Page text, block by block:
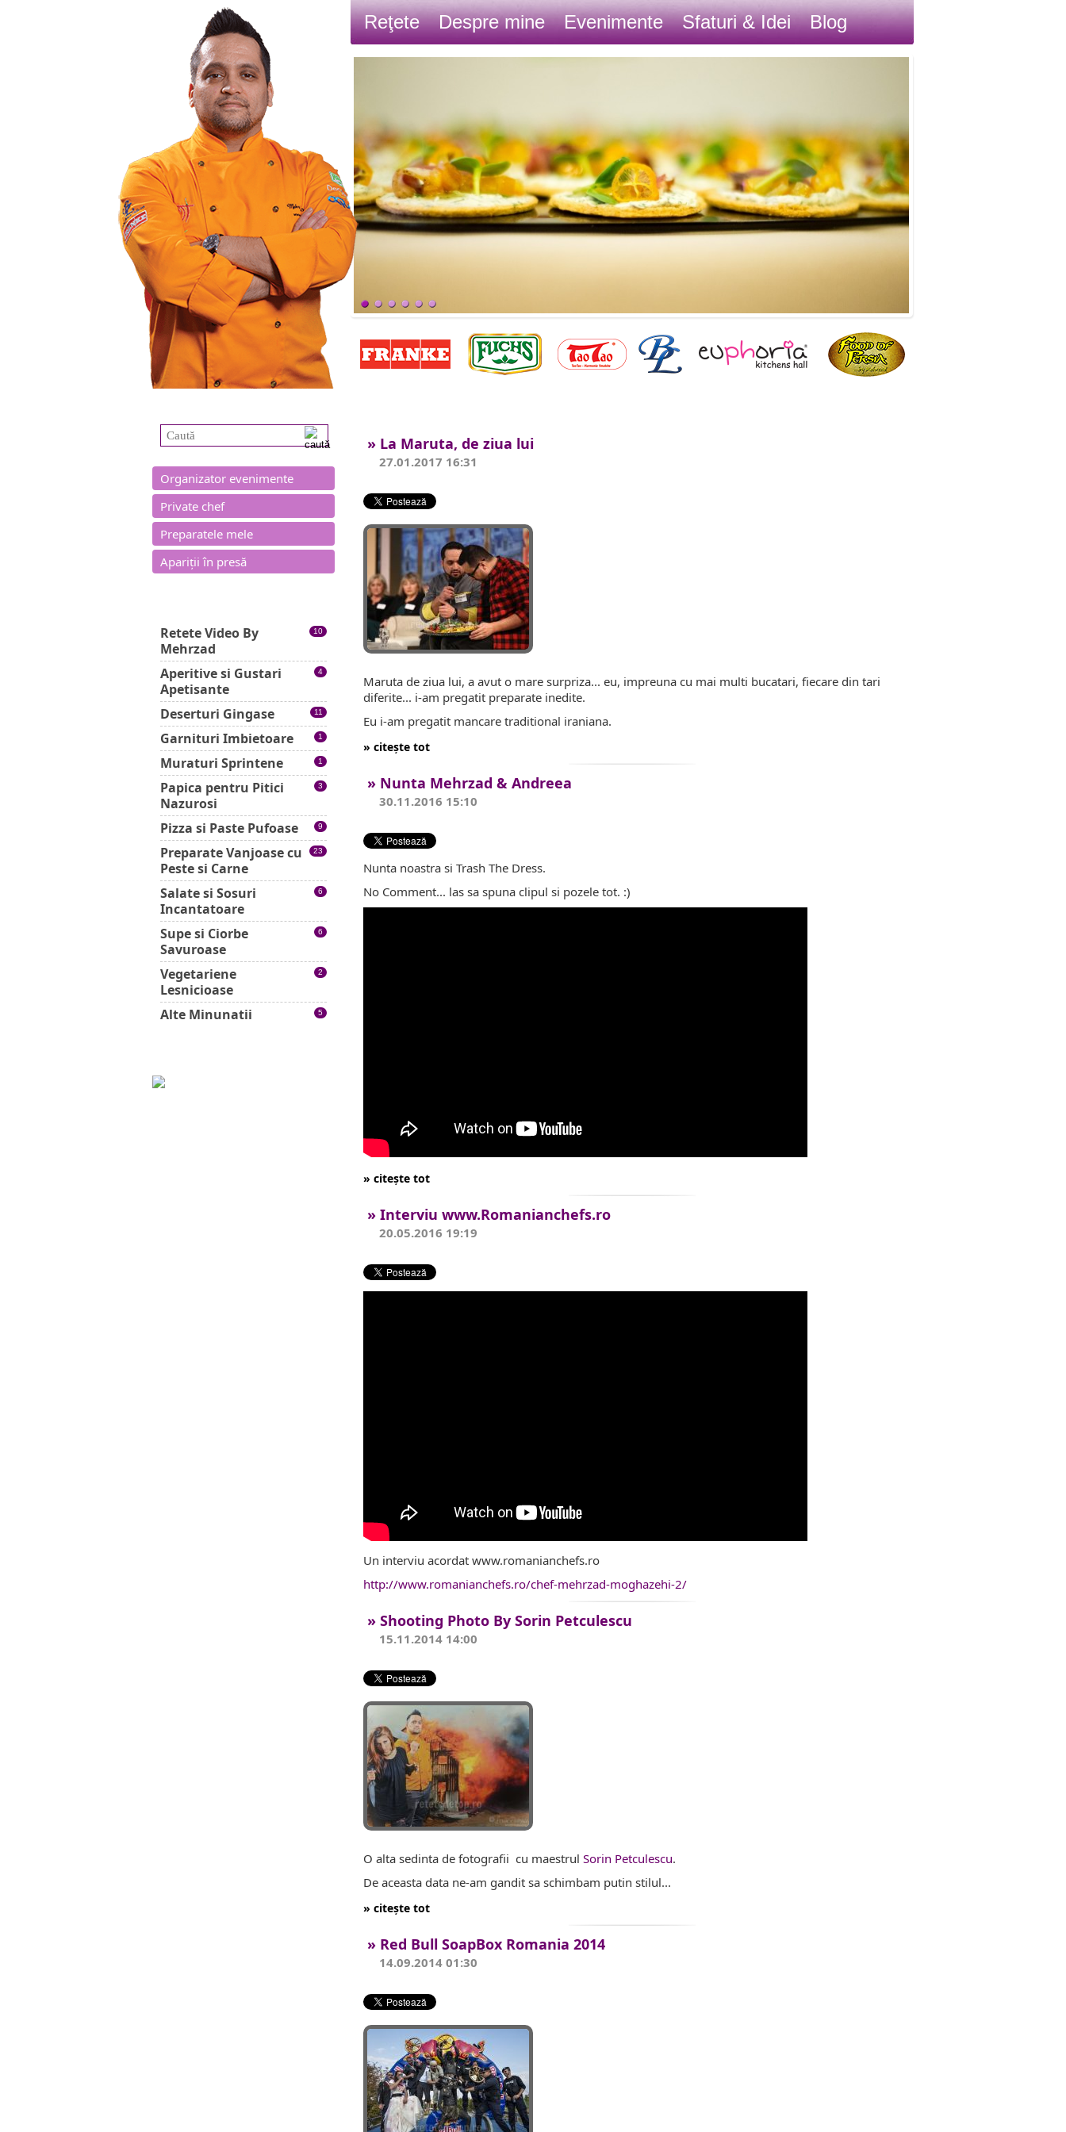
Reţete Despre mine Evenimente Sfaturi & Idei
Blog
Contact
» La Maruta, de ziua lui
27.01.2017 16:31
Maruta de ziua lui, a avut o mare surpriza... eu, impreuna cu mai multi bucatari, fiecare din tari
diferite... i-am pregatit preparate inedite.
Eu i-am pregatit mancare traditional iraniana.
» citește tot
» Nunta Mehrzad & Andreea
30.11.2016 15:10
Nunta noastra si Trash The Dress.
No Comment... las sa spuna clipul si pozele tot. :)
» citește tot
» Interviu www.Romanianchefs.ro
20.05.2016 19:19
Un interviu acordat www.romanianchefs.ro
http://www.romanianchefs.ro/chef-mehrzad-moghazehi-2/
» Shooting Photo By Sorin Petculescu
15.11.2014 14:00
O alta sedinta de fotografii cu maestrul Sorin Petculescu.
De aceasta data ne-am gandit sa schimbam putin stilul...
» citește tot
» Red Bull SoapBox Romania 2014
14.09.2014 01:30
Organizator evenimente
Private chef
Preparatele mele
Apariții în presă
Retete Video By
Mehrzad
10
Aperitive si Gustari
Apetisante
4
Deserturi Gingase 11
Garnituri Imbietoare 1
Muraturi Sprintene 1
Papica pentru Pitici
Nazurosi
3
Pizza si Paste Pufoase 9
Preparate Vanjoase cu
Peste si Carne
23
Salate si Sosuri
Incantatoare
6
Supe si Ciorbe
Savuroase
6
Vegetariene
Lesnicioase
2
Alte Minunatii 5